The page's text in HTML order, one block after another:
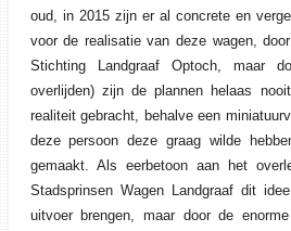
oud, in 2015 zijn er al concrete en
voor de realisatie van deze wagen,
Stichting Landgraaf Optoch, maar
overlijden) zijn de plannen helaas
realiteit gebracht, behalve een minia
deze persoon deze graag wilde
gemaakt. Als eerbetoon aan het
Stadsprinsen Wagen Landgraaf dit
uitvoer brengen, maar door de